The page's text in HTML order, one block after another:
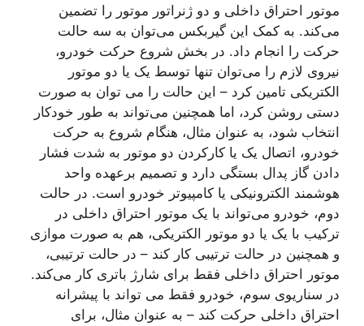
موتور احتراق داخلی و دو ژنراتور موتور را تضمین
می‌کند. به کمک این گیربکس می‌توان به سه حالت
حرکت را انجام داد. در بخش شروع حرکت خودرو،
نیروی لازم را می‌توان تنها توسط یک یا دو موتور
الکتریکی تامین کرد – این حالت را می توان به صورت
دستی روشن کرد، اما همچنین می‌تواند به طور خودکار
انتخاب شود، به عنوان مثال، هنگام شروع به حرکت
خودرو، اتصال یک یا کارکردن دو موتور به شدت فشار
دادن گاز پدال بستگی دارد و تصمیم برعهده واحد
هوشمند الکترونیکی یا کامپیوتر خودرو است. در حالت
دوم، خودرو می‌تواند با یک موتور احتراق داخلی در
ترکیب با یک یا دو موتور الکتریکی، هم به صورت موازی
و همچنین در حالت ترتیبی کار کند – در حالت ترتیبی،
موتور احتراق داخلی فقط برای شارژ باتری کار می‌کند.
در سناریوی سوم، خودرو فقط می تواند با پیشرانه
احتراق داخلی حرکت کند – به عنوان مثال، برای